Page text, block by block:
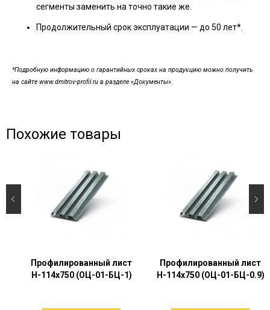
сегменты заменить на точно такие же.
Продолжительный срок эксплуатации — до 50 лет*.
*Подробную информацию о гарантийных сроках на продукцию можно получить
на сайте www.dmitrov-profil.ru в разделе «Документы».
Похожие товары
Профилированный лист
Н-114х750 (ОЦ-01-БЦ-1)
Профилированный лист
Н-114х750 (ОЦ-01-БЦ-0.9)